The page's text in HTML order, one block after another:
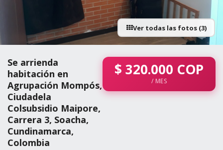
Ver todas las fotos (3)
Se arrienda
habitación en
Agrupación Mompós,
Ciudadela
Colsubsidio Maipore,
Carrera 3, Soacha,
Cundinamarca,
Colombia
$ 320.000 COP
/ MES